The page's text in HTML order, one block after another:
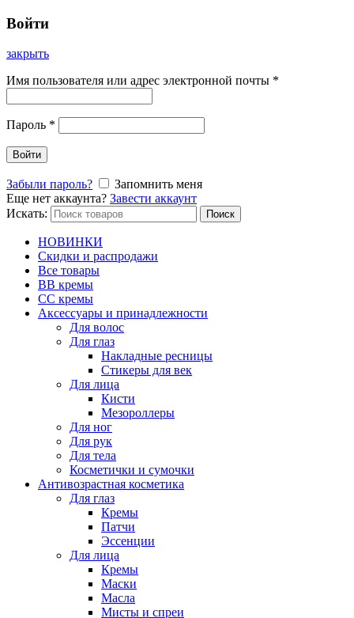
Войти
закрыть
Имя пользователя или адрес электронной почты *
Пароль *
Войти
Забыли пароль?
Запомнить меня
Еще нет аккаунта? Завести аккаунт
Искать:
Поиск
НОВИНКИ
Скидки и распродажи
Все товары
BB кремы
CC кремы
Аксессуары и принадлежности
Для волос
Для глаз
Накладные ресницы
Стикеры для век
Для лица
Кисти
Мезороллеры
Для ног
Для рук
Для тела
Косметички и сумочки
Антивозрастная косметика
Для глаз
Кремы
Патчи
Эссенции
Для лица
Кремы
Маски
Масла
Мисты и спреи